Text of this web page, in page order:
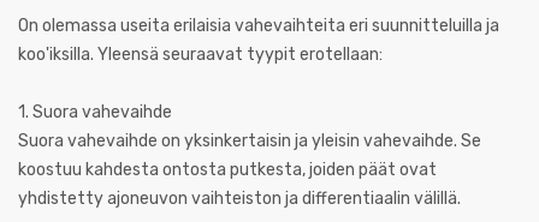
On olemassa useita erilaisia vahevaihteita eri suunnitteluilla ja
koo'iksilla. Yleensä seuraavat tyypit erotellaan:
1. Suora vahevaihde
Suora vahevaihde on yksinkertaisin ja yleisin vahevaihde. Se
koostuu kahdesta ontosta putkesta, joiden päät ovat
yhdistetty ajoneuvon vaihteiston ja differentiaalin välillä.